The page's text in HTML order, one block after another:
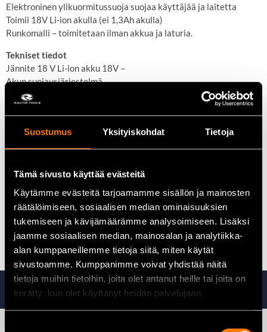
Suostumus Yksityiskohdat Tietoja
Tämä sivusto käyttää evästeitä
Käytämme evästeitä tarjoamamme sisällön ja mainosten
räätälöimiseen, sosiaalisen median ominaisuuksien
tukemiseen ja kävijämäärämme analysoimiseen. Lisäksi
jaamme sosiaalisen median, mainosalan ja analytiikka-
alan kumppaneillemme tietoja siitä, miten käytät
sivustoamme. Kumppanimme voivat yhdistää näitä
tietoja muihin tietoihin, joita olet antanut heille tai joita on
kerätty, kun olet käyttänyt heidän palvelujaan.
Elektroninen ylikuormitussuoja suojaa käyttäjää ja laitetta
Toimii 18V Li-ion akulla (ei 1,3Ah akulla)
Runkomalli – toimitetaan ilman akkua ja laturia.
Tekniset tiedot
Jännite 18 V Li-ion akku 18V –
Akun suojausjärjestelmä
Kierrosluku (min-1) 8500
Karan kierre M14
Laikan halkaisija 125 mm
Uudelleenkäynnistyksen esto
Tärinävaimennettu sivukahva AVT
Sakara-avain
Paino akulla (EPTA) 2,4 – 3,8 kg
Mitat (PxLxK): 362 x 140 x 151 mm
Tutustu myös